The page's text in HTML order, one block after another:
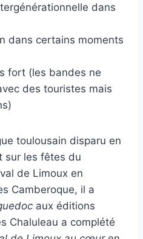
dans
dans certains moments
fort (les bandes ne
des touristes mais
toulousain disparu en
sur les fêtes du
de Limoux en
Camberoque, il a
aux éditions
Chaluleau a complété